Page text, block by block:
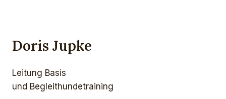
Doris Jupke
Leitung Basis
und Begleithundetraining